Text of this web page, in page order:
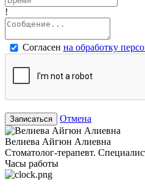
!
Согласен на обработку
Записаться Отмена
Велиева Айгюн Алиевна
Стоматолог-терапевт.
Часы работы